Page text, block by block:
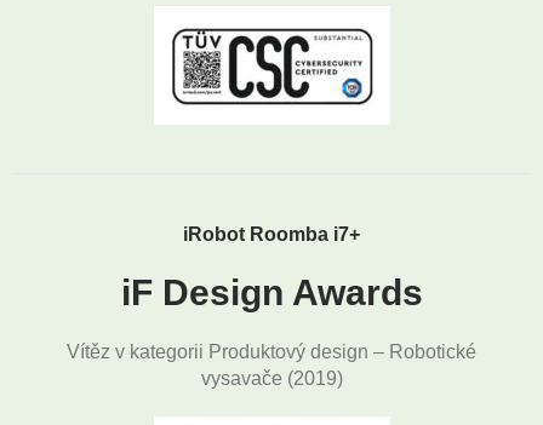
iRobot Roomba i7+
iF Design Awards
Vítěz v kategorii Produktový design – Robotické
vysavače (2019)